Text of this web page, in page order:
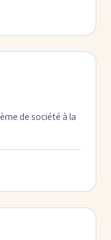
de société à la